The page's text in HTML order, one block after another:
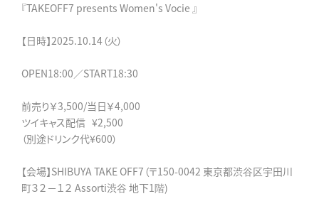
『TAKEOFF7 presents Women's Vocie 』
【日時】2025.10.14（火）
OPEN18:00／START18:30
前売り￥3,500/当日￥4,000
ツイキャス配信 ¥2,500
（別途ドリンク代¥600）
【会場】SHIBUYA TAKE OFF7（〒150-0042 東京都渋谷区宇田川
町３２−１２ Assorti渋谷 地下1階)